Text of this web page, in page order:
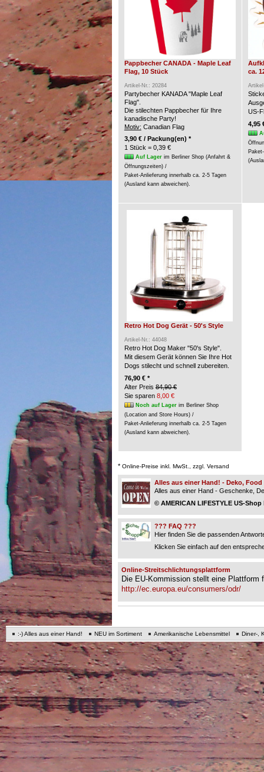
Pappbecher CANADA - Maple Leaf
Flag, 10 Stück
Artikel-Nr.: 20284
Partybecher KANADA "Maple Leaf
Flag".
Die stilechten Pappbecher für Ihre
kanadische Party!
Motiv: Canadian Flag
3,90 € / Packung(en) *
1 Stück = 0,39 €
Auf Lagerim Berliner Shop (Anfahrt &
Öffnungszeiten) /
Paket-Anlieferung innerhalb ca. 2-5 Tagen
(Ausland kann abweichen).
ca.
US-
4,95
Retro Hot Dog Gerät - 50's Style
Artikel-Nr.: 44048
Retro Hot Dog Maker "50's Style".
Mit diesem Gerät können Sie Ihre Hot
Dogs stilecht und schnell zubereiten.
76,90 € *
Alter Preis 84,90 €
Sie sparen 8,00 €
Noch auf Lagerim Berliner Shop
(Location and Store Hours) /
Paket-Anlieferung innerhalb ca. 2-5 Tagen
(Ausland kann abweichen).
* Online-Preise inkl. MwSt., zzgl. Versand
Alles aus einer Hand! - Deko, Food
Alles aus einer Hand - Geschenke,
© AMERICAN LIFESTYLE US-Shop
??? FAQ ???
Hier finden Sie die passenden
Klicken Sie einfach auf den
Online-Streitschlichtungsplattform
Die EU-Kommission stellt eine
http://ec.europa.eu/consumers/odr/
:-) Alles aus einer Hand! NEU im Sortiment Amerikanische Lebensmittel Diner-,